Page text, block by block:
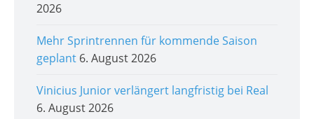
2026
Mehr Sprintrennen für kommende Saison
geplant 6. August 2026
Vinicius Junior verlängert langfristig bei Real
6. August 2026